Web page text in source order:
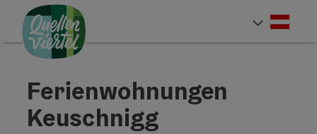
Zum Inhalt
Zur Navigation
Zum Seitenanfang
Ferienwohnungen
Keuschnigg